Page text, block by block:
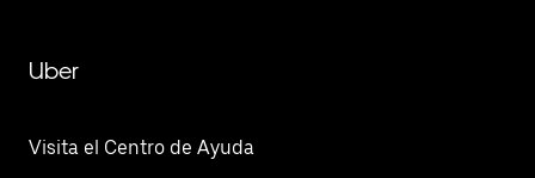
Uber
Visita el Centro de Ayuda